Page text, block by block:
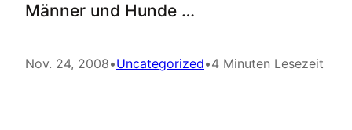
Männer und Hunde …
Nov. 24, 2008•Uncategorized•4 Minuten Lesezeit